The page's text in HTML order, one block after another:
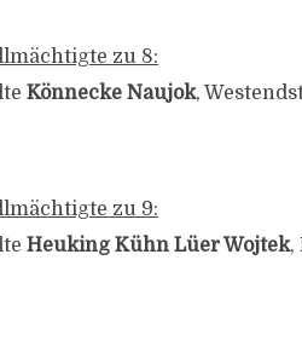
zu 8:
Könnecke Naujok,
zu 9:
Heuking Kühn Lüer Wojtek,